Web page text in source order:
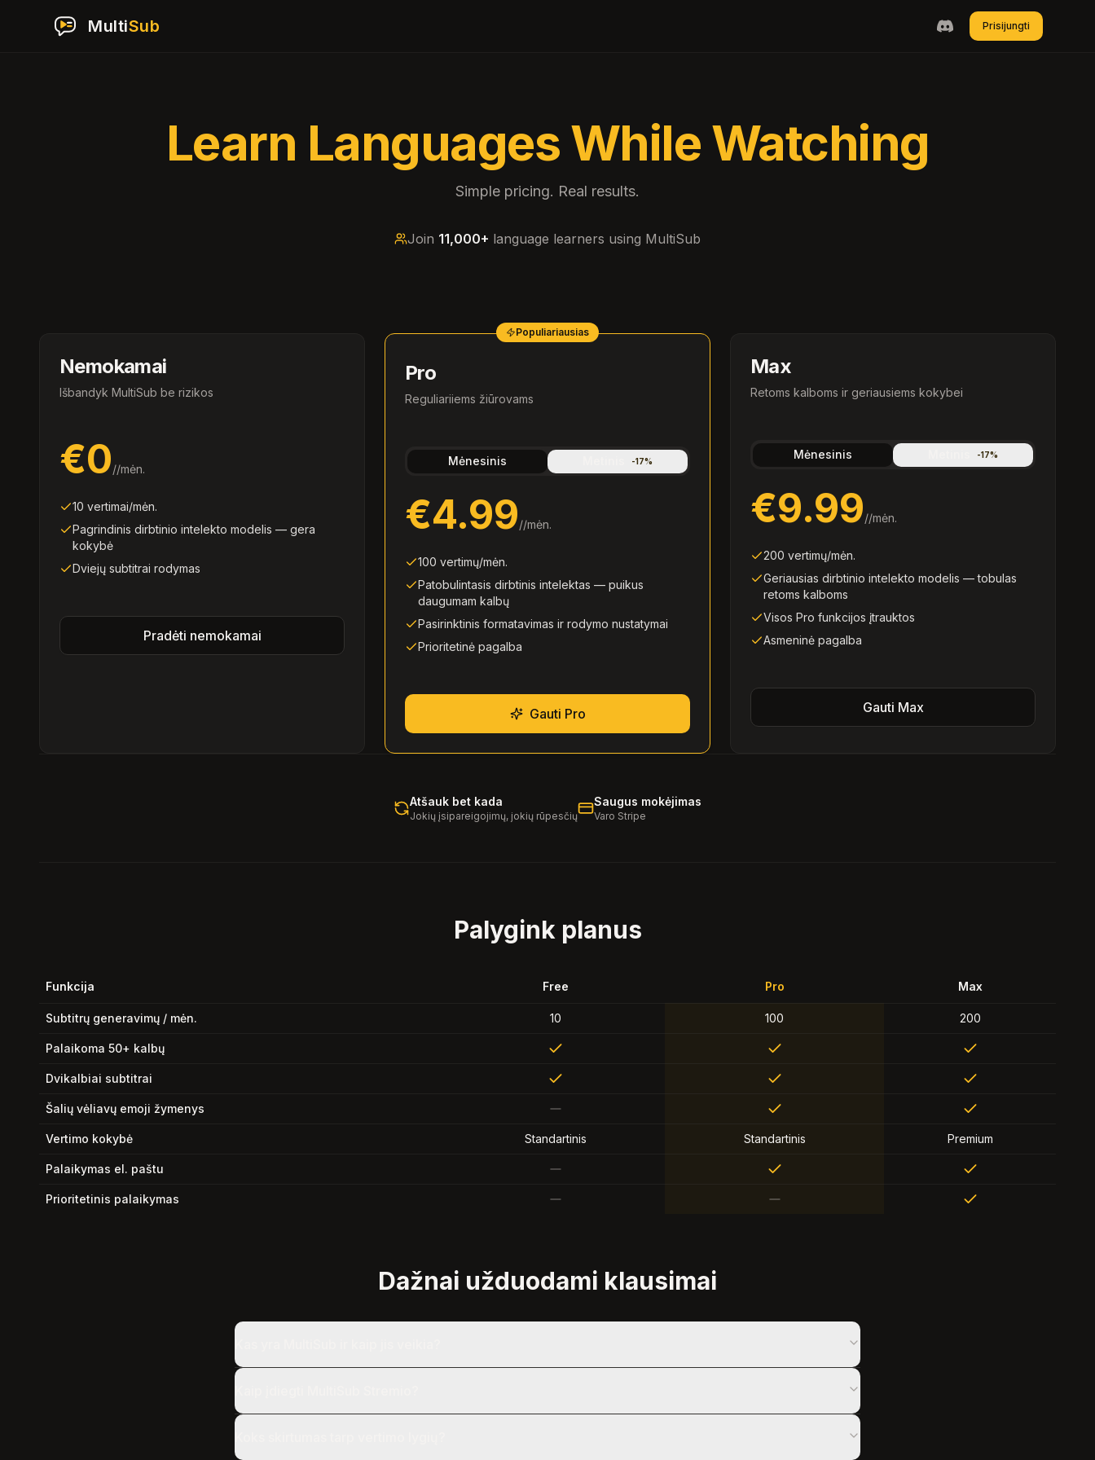
MultiSub Prisijungti
Learn Languages While Watching
Simple pricing. Real results.
Join 11,000+ language learners using MultiSub
Nemokamai
Išbandyk MultiSub be rizikos
€0//mėn.
10 vertimai/mėn.
Pagrindinis dirbtinio intelekto modelis — gera
kokybė
Dviejų subtitrai rodymas
Pradėti nemokamai
Populiariausias
Pro
Reguliariiems žiūrovams
Mėnesinis -17%
€4.99//mėn.
100 vertimų/mėn.
Patobulintasis dirbtinis intelektas — puikus
daugumam kalbų
Pasirinktinis formatavimas ir rodymo nustatymai
Prioritetinė pagalba
Gauti Pro
Max
Retoms kalboms ir geriausiems kokybei
Mėnesinis -17%
€9.99//mėn.
200 vertimų/mėn.
Geriausias dirbtinio intelekto modelis — tobulas
retoms kalboms
Visos Pro funkcijos įtrauktos
Asmeninė pagalba
Gauti Max
Atšauk bet kada
Jokių įsipareigojimų, jokių rūpesčių
Saugus mokėjimas
Varo Stripe
Palygink planus
Funkcija Free Pro Max
Subtitrų generavimų / mėn. 10 100 200
Palaikoma 50+ kalbų
Dvikalbiai subtitrai
Šalių vėliavų emoji žymenys
Vertimo kokybė Standartinis Standartinis Premium
Palaikymas el. paštu
Prioritetinis palaikymas
Dažnai užduodami klausimai